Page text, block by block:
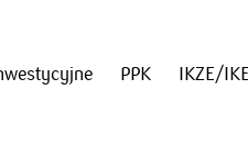
PPK IKZE/IKE